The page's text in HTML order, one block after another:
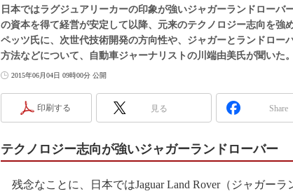
TECHNO-
人テク展
スマート工場
日本ものづ
組
車
3D
イ
日本ではラグジュアリーカーの印象が強いジャガーランドローバ
の資本を得て経営が安定して以降、元来のテクノロジー志向を強
ペッツ氏に、次世代技術開発の方向性や、ジャガーとランドロー
方法などについて、自動車ジャーナリストの川端由美氏が聞いた。
2015年06月04日 09時00分 公開
印刷する 見る Share
テクノロジー志向が強いジャガーランドローバー
残念なことに、日本ではJaguar Land Rover（ジャガー